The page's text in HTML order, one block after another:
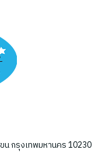
น กรุงเทพมหานคร 10230